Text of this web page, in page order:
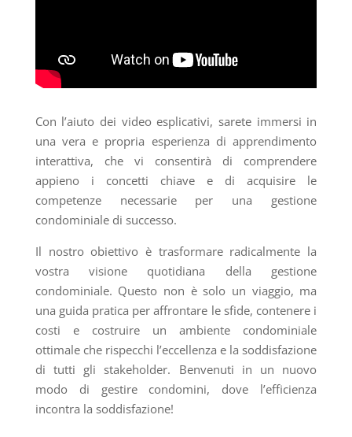
Con l’aiuto dei video esplicativi, sarete immersi in
una vera e propria esperienza di apprendimento
interattiva, che vi consentirà di comprendere
appieno i concetti chiave e di acquisire le
competenze necessarie per una gestione
condominiale di successo.
Il nostro obiettivo è trasformare radicalmente la
vostra visione quotidiana della gestione
condominiale. Questo non è solo un viaggio, ma
una guida pratica per affrontare le sfide, contenere i
costi e costruire un ambiente condominiale
ottimale che rispecchi l’eccellenza e la soddisfazione
di tutti gli stakeholder. Benvenuti in un nuovo
modo di gestire condomini, dove l’efficienza
incontra la soddisfazione!